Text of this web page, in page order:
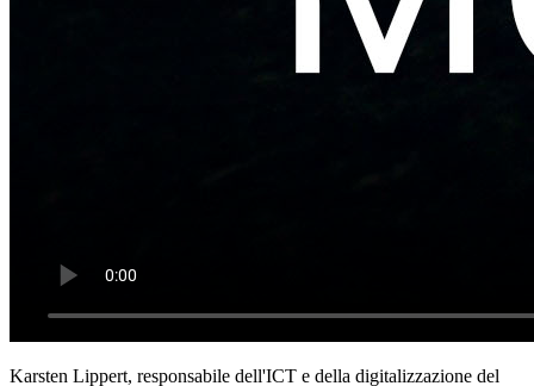
Karsten Lippert, responsabile dell'ICT e della digitalizzazione del